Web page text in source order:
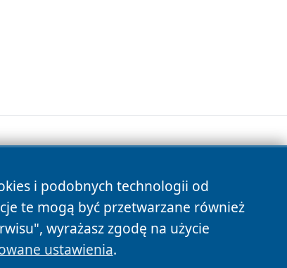
i podobnych technologii od
te mogą być przetwarzane również
wyrażasz zgodę na użycie
ustawienia.